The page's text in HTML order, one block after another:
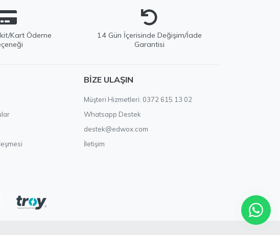
Genellikle birkaç dakika içinde yanıtlıyoruz
Kart Ödeme
14 Gün İçerisinde Değişim/İade
Garantisi
BIZE ULAŞIN
Müşteri Hizmetleri: 0372 615 13 02
Whatsapp Destek
destek@edwox.com
İletişim